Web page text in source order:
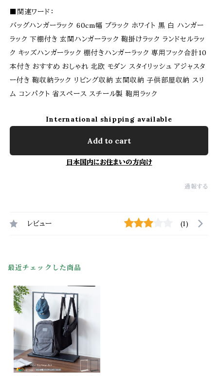
■関連ワード：
バッグハンガーラック 60cm幅 ブラック ホワイト 黒 白 ハンガー
ラック 下棚付き 玄関ハンガーラック 鞄掛けラック ランドセルラッ
ク キッズハンガーラック 棚付きハンガーラック 専用フック合計10
本付き おすすめ おしゃれ 北欧 モダン スタイリッシュ アジャスタ
ー付き 鞄収納ラック リビング収納 玄関収納 子供部屋収納 スリ
ム コンパクト 省スペース スチール製 鞄用ラック
International shipping available
Add to cart
日本国内にお住まいの方向け
通報する
レビュー (1)
最近チェックした商品